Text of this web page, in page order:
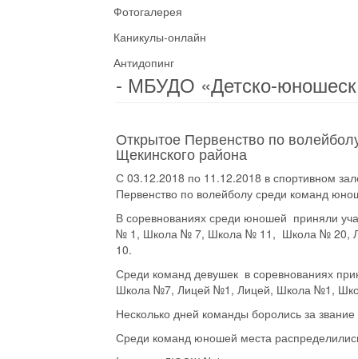
Фотогалерея
Каникулы-онлайн
Антидопинг
- МБУДО «Детско-
Открытое Первенство по
Щекинского района
С 03.12.2018 по 11.12.2018 в спортивном
Первенство по волейболу среди команд
В соревнованиях среди юношей приняли
№ 1, Школа № 7, Школа № 11, Школа № 20,
10.
Среди команд девушек в соревнованиях
Школа №7, Лицей №1, Лицей, Школа №1,
Несколько дней команды боролись за
Среди команд юношей места